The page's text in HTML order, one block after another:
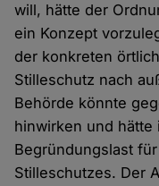
will, hätte der
ein Konzept
der konkreten
Stilleschutz nach
Behörde könnte
hinwirken und hätte
Begründungslast
Stilleschutzes. Der